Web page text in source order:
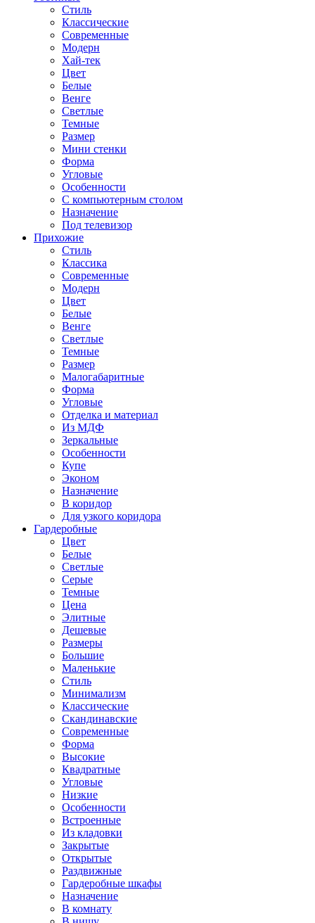
Стиль
Классические
Современные
Модерн
Хай-тек
Цвет
Белые
Венге
Светлые
Темные
Размер
Мини стенки
Форма
Угловые
Особенности
С компьютерным столом
Назначение
Под телевизор
Прихожие
Стиль
Классика
Современные
Модерн
Цвет
Белые
Венге
Светлые
Темные
Размер
Малогабаритные
Форма
Угловые
Отделка и материал
Из МДФ
Зеркальные
Особенности
Купе
Эконом
Назначение
В коридор
Для узкого коридора
Гардеробные
Цвет
Белые
Светлые
Серые
Темные
Цена
Элитные
Дешевые
Размеры
Большие
Маленькие
Стиль
Минимализм
Классические
Скандинавские
Современные
Форма
Высокие
Квадратные
Угловые
Низкие
Особенности
Встроенные
Из кладовки
Закрытые
Открытые
Раздвижные
Гардеробные шкафы
Назначение
В комнату